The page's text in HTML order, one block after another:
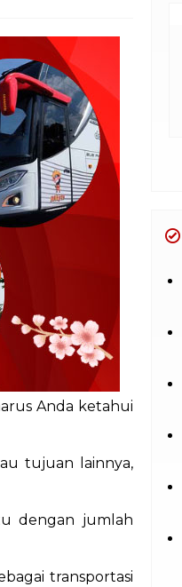
Anda ketahui
tujuan lainnya,
dengan jumlah
transportasi
Bandung
Hubungi Kami